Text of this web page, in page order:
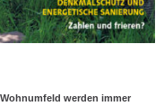
werden immer